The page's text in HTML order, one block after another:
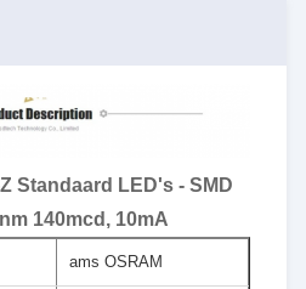
Standaard LED's - SMD
140mcd, 10mA
ams OSRAM